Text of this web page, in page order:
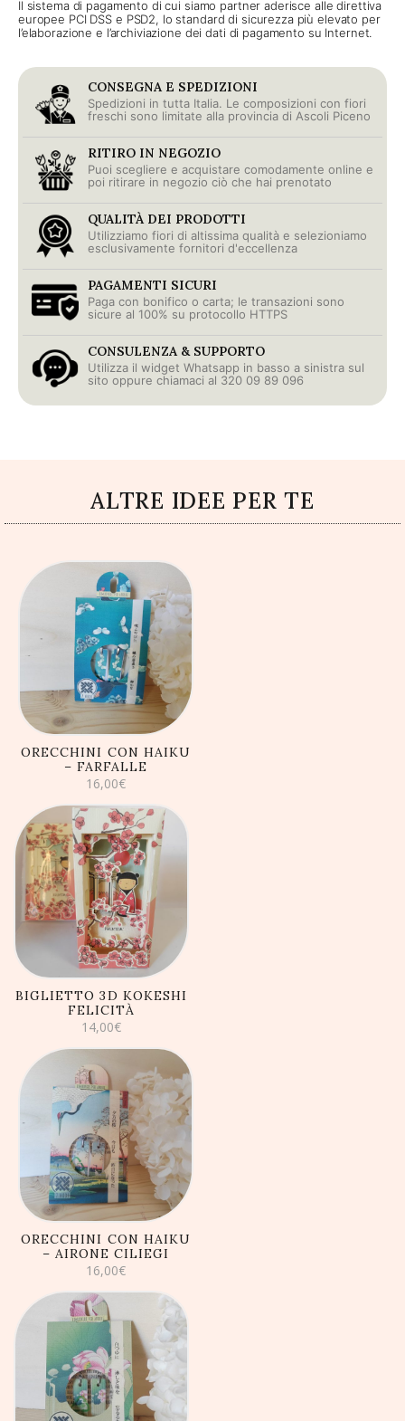
Il sistema di pagamento di cui siamo partner aderisce alle direttiva
europee PCI DSS e PSD2, lo standard di sicurezza più elevato per
l’elaborazione e l’archiviazione dei dati di pagamento su Internet.
CONSEGNA E SPEDIZIONI
Spedizioni in tutta Italia. Le composizioni con fiori
freschi sono limitate alla provincia di Ascoli Piceno
RITIRO IN NEGOZIO
Puoi scegliere e acquistare comodamente online e
poi ritirare in negozio ciò che hai prenotato
QUALITÀ DEI PRODOTTI
Utilizziamo fiori di altissima qualità e selezioniamo
esclusivamente fornitori d'eccellenza
PAGAMENTI SICURI
Paga con bonifico o carta; le transazioni sono
sicure al 100% su protocollo HTTPS
CONSULENZA & SUPPORTO
Utilizza il widget Whatsapp in basso a sinistra sul
sito oppure chiamaci al 320 09 89 096
ALTRE IDEE PER TE
AGGIUNGI AL
CARRELLO
ORECCHINI CON HAIKU
– FARFALLE
16,00€
AGGIUNGI AL
CARRELLO
BIGLIETTO 3D KOKESHI
FELICITÀ
14,00€
AGGIUNGI AL
CARRELLO
ORECCHINI CON HAIKU
– AIRONE CILIEGI
16,00€
AGGIUNGI AL
CARRELLO